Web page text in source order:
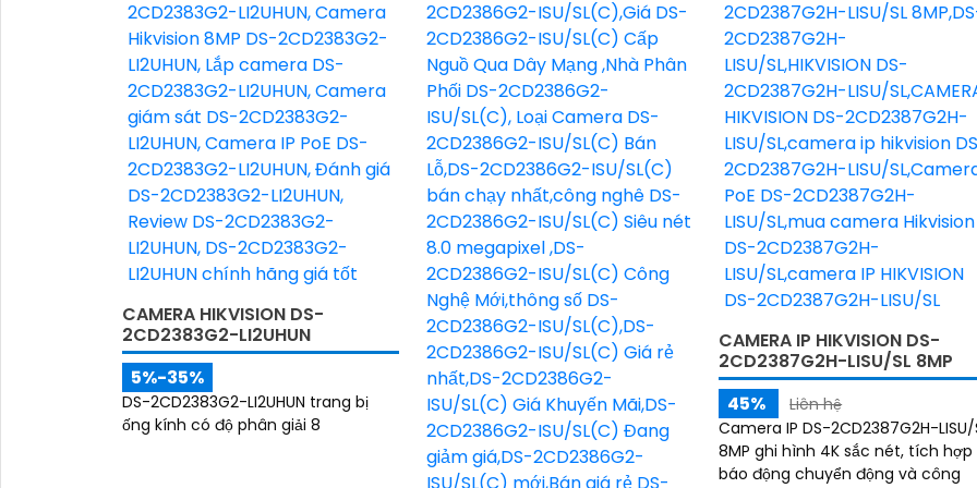
CAMERA HIKVISION DS-
2CD2383G2-LI2UHUN
5%-35%
DS-2CD2383G2-LI2UHUN trang bị
ống kính có độ phân giải 8
CAMERA IP HIKVISION DS-
2CD2387G2H-LISU/SL 8MP
45%
Liên hệ
Camera IP DS-2CD2387G2H-LISU/
8MP ghi hình 4K sắc nét, tích hợp
báo động chuyển động và công